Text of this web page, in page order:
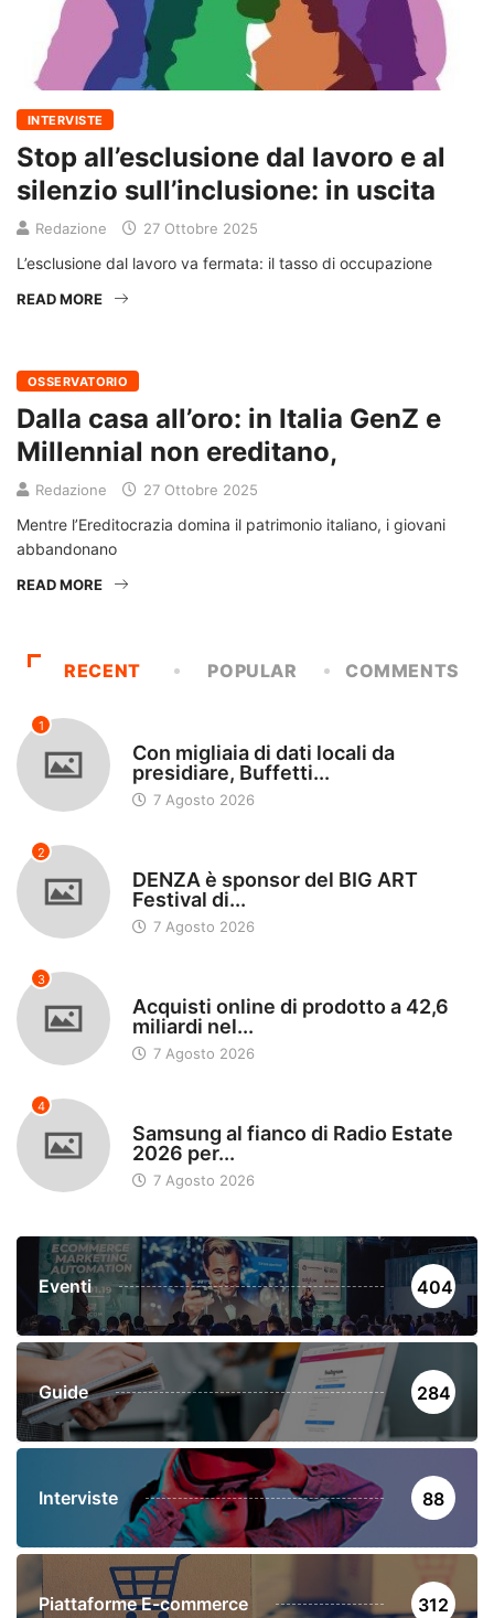
INTERVISTE
Stop all’esclusione dal lavoro e al
silenzio sull’inclusione: in uscita
Redazione 27 Ottobre 2025
L’esclusione dal lavoro va fermata: il tasso di occupazione
READ MORE
OSSERVATORIO
Dalla casa all’oro: in Italia GenZ e
Millennial non ereditano,
Redazione 27 Ottobre 2025
Mentre l’Ereditocrazia domina il patrimonio italiano, i giovani
abbandonano
READ MORE
RECENT POPULAR COMMENTS
1
Con migliaia di dati locali da
presidiare, Buffetti...
7 Agosto 2026
2
DENZA è sponsor del BIG ART
Festival di...
7 Agosto 2026
3
Acquisti online di prodotto a 42,6
miliardi nel...
7 Agosto 2026
4
Samsung al fianco di Radio Estate
2026 per...
7 Agosto 2026
Eventi 404
Guide 284
Interviste 88
Piattaforme E-commerce 312